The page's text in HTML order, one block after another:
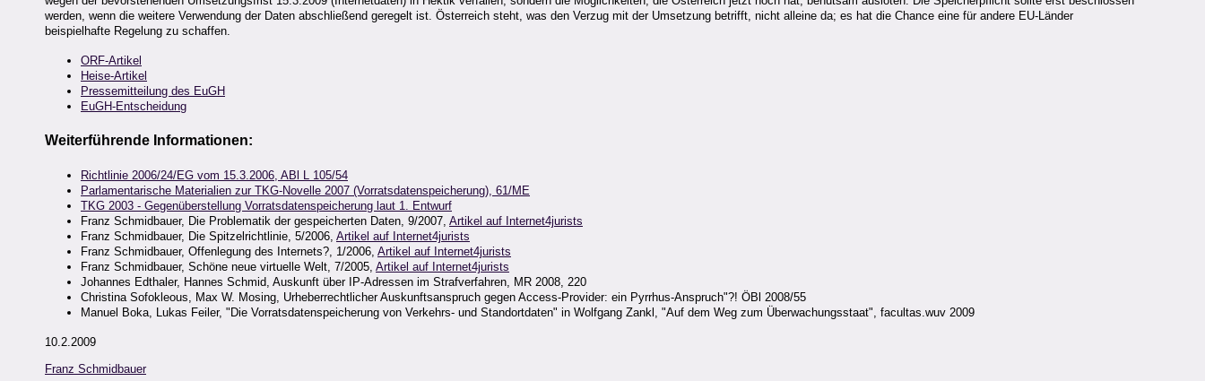
werden, wenn die weitere Verwendung der Daten abschließend geregelt ist. Österreich steht, was den Verzug mit der Umsetzung betrifft, nicht alleine da; es hat die Chance eine für andere EU-Länder
beispielhafte Regelung zu schaffen.
ORF-Artikel
Heise-Artikel
Pressemitteilung des EuGH
EuGH-Entscheidung
Weiterführende Informationen:
Richtlinie 2006/24/EG vom 15.3.2006, ABl L 105/54
Parlamentarische Materialien zur TKG-Novelle 2007 (Vorratsdatenspeicherung), 61/ME
TKG 2003 - Gegenüberstellung Vorratsdatenspeicherung laut 1. Entwurf
Franz Schmidbauer, Die Problematik der gespeicherten Daten, 9/2007, Artikel auf Internet4jurists
Franz Schmidbauer, Die Spitzelrichtlinie, 5/2006, Artikel auf Internet4jurists
Franz Schmidbauer, Offenlegung des Internets?, 1/2006, Artikel auf Internet4jurists
Franz Schmidbauer, Schöne neue virtuelle Welt, 7/2005, Artikel auf Internet4jurists
Johannes Edthaler, Hannes Schmid, Auskunft über IP-Adressen im Strafverfahren, MR 2008, 220
Christina Sofokleous, Max W. Mosing, Urheberrechtlicher Auskunftsanspruch gegen Access-Provider: ein Pyrrhus-Anspruch"?! ÖBl 2008/55
Manuel Boka, Lukas Feiler, "Die Vorratsdatenspeicherung von Verkehrs- und Standortdaten" in Wolfgang Zankl, "Auf dem Weg zum Überwachungsstaat", facultas.wuv 2009
10.2.2009
Franz Schmidbauer